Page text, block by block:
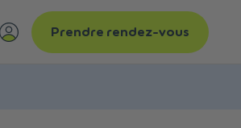
Prendre rendez-vous